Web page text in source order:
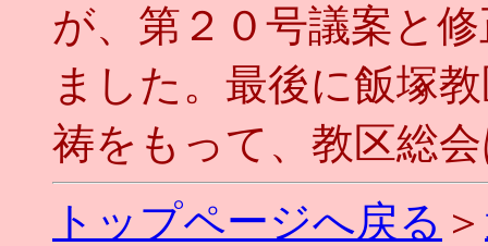
が、第２０号議案と
ました。最後に飯塚
祷をもって、教区総
トップページへ戻る ＞